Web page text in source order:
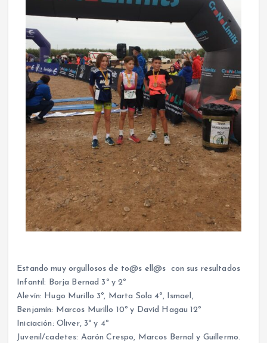
Estando muy orgullosos de to@s ell@s con sus resultados
Infantil: Borja Bernad 3º y 2º
Alevín: Hugo Murillo 3º, Marta Sola 4º, Ismael,
Benjamín: Marcos Murillo 10º y David Hagau 12º
Iniciación: Oliver, 3º y 4º
Juvenil/cadetes: Aarón Crespo, Marcos Bernal y Guillermo.